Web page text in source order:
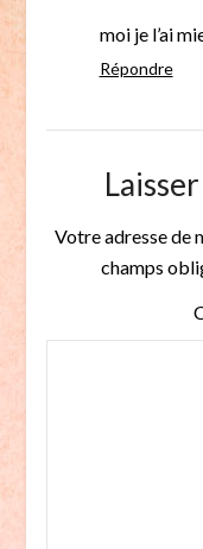
moi je l’ai
Répondre
Votre adresse de
champs